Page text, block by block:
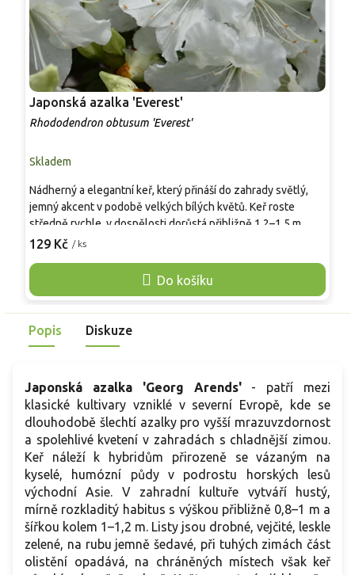
Japonská azalka 'Everest'
Rhododendron obtusum 'Everest'
Skladem
129 Kč / ks
Do košíku
Nádherný a elegantní keř, který přináší do zahrady světlý,
jemný akcent v podobě velkých bílých květů. Keř roste
středně rychle, v dospělosti dorůstá přibližně 1,2–1,5 m
výšky a 1,5–1,8 m šířky, má široce rozkladitý, spíše plochý
částečně vytrvávají i přes zimu. V květnu nese nálevkovité
květy o průměru kolem 5 cm, bílé s jemným zelenavým
polostinných partií, k podsadbám vyšších rododendronů i do
větších nádob.
Popis Diskuze
Japonská azalka 'Georg Arends'- patří mezi
klasické kultivary vzniklé v severní Evropě, kde se
dlouhodobě šlechtí azalky pro vyšší mrazuvzdornost
a spolehlivé kvetení v zahradách s chladnější zimou.
Keř náleží k hybridům přirozeně se vázaným na
kyselé, humózní půdy v podrostu horských lesů
východní Asie. V zahradní kultuře vytváří hustý,
mírně rozkladitý habitus s výškou přibližně 0,8–1 m a
šířkou kolem 1–1,2 m. Listy jsou drobné, vejčité, leskle
zelené, na rubu jemně šedavé, při tuhých zimách část
olistění opadává, na chráněných místech však keř